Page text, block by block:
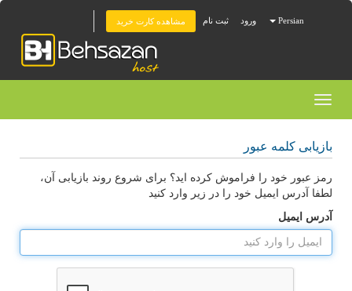
Persian ورود ثبت نام مشاهده کارت خرید
Toggle
بازیابی کلمه عبور
رمز عبور خود را فراموش کرده اید؟ برای شروع روند بازیابی آن،
لطفا آدرس ایمیل خود را در زیر وارد کنید
آدرس ایمیل